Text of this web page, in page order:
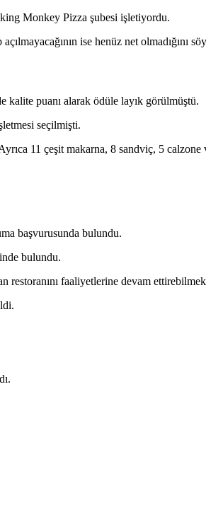
Monkey Pizza şubesi işletiyordu.
ise henüz net olmadığını
kalite puanı alarak ödüle layık görülmüştü.
seçilmişti.
11 çeşit makarna, 8 sandviç, 5
başvurusunda bulundu.
bulundu.
faaliyetlerine devam